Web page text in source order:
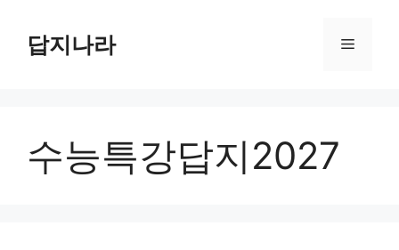
답지나라 메
수능특강답지2027